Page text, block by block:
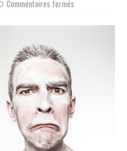
Commentaires fermés